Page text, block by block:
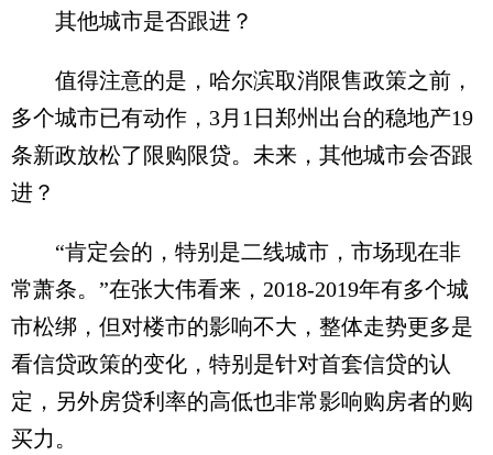
其他城市是否跟进？
值得注意的是，哈尔滨取消限售政策之前，
多个城市已有动作，3月1日郑州出台的稳地产19
条新政放松了限购限贷。未来，其他城市会否跟
进？
“肯定会的，特别是二线城市，市场现在非
常萧条。”在张大伟看来，2018-2019年有多个城
市松绑，但对楼市的影响不大，整体走势更多是
看信贷政策的变化，特别是针对首套信贷的认
定，另外房贷利率的高低也非常影响购房者的购
买力。